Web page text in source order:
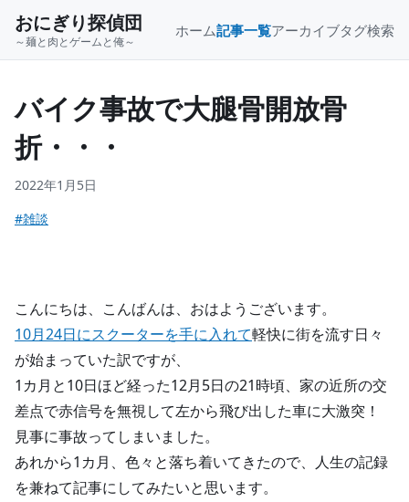
おにぎり探偵団
～麺と肉とゲームと俺～
ホーム記事一覧アーカイブタグ検索
バイク事故で大腿骨開放骨
折・・・
2022年1月5日
#雑談
こんにちは、こんばんは、おはようございます。
10月24日にスクーターを手に入れて軽快に街を流す日々
が始まっていた訳ですが、
1カ月と10日ほど経った12月5日の21時頃、家の近所の交
差点で赤信号を無視して左から飛び出した車に大激突！
見事に事故ってしまいました。
あれから1カ月、色々と落ち着いてきたので、人生の記録
を兼ねて記事にしてみたいと思います。